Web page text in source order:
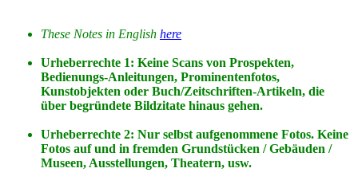
These Notes in English here
Urheberrechte 1: Keine Scans von Prospekten,
Bedienungs-Anleitungen, Prominentenfotos,
Kunstobjekten oder Buch/Zeitschriften-Artikeln, die
über begründete Bildzitate hinaus gehen.
Urheberrechte 2: Nur selbst aufgenommene Fotos. Keine
Fotos aufund in fremden Grundstücken / Gebäuden /
Museen, Ausstellungen, Theatern, usw.